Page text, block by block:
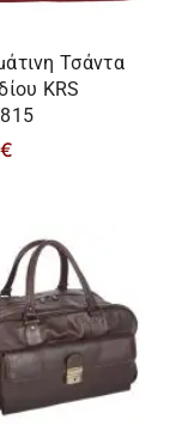
Τσάντα
KRS
€